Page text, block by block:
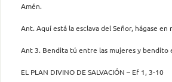
Amén.
Ant. Aquí está la esclava del Señor, hágase en
Ant 3. Bendita tú entre las mujeres y
EL PLAN DIVINO DE SALVACIÓN – Ef 1, 3-10